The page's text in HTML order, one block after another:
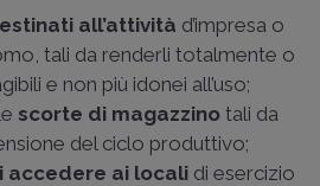
all’attività d’impresa o
tali da renderli totalmente o
e non più idonei all’uso;
scorte di magazzino tali da
del ciclo produttivo;
accedere ai locali di esercizio